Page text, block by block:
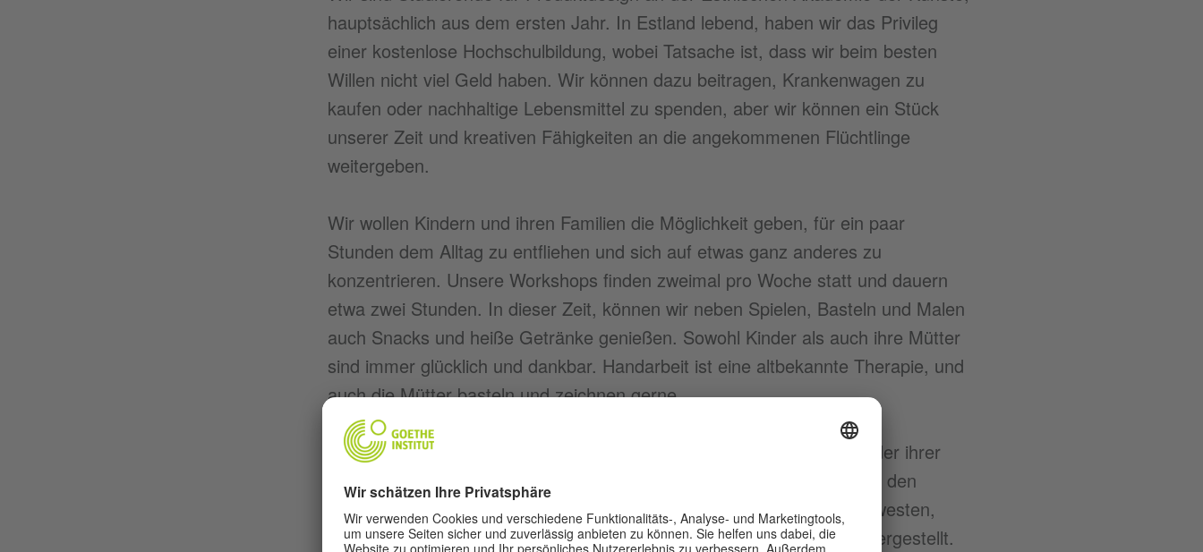
hauptsächlich aus dem ersten Jahr. In Estland lebend, haben wir das Privileg
einer kostenlose Hochschulbildung, wobei Tatsache ist, dass wir beim besten
Willen nicht viel Geld haben. Wir können dazu beitragen, Krankenwagen zu
kaufen oder nachhaltige Lebensmittel zu spenden, aber wir können ein Stück
unserer Zeit und kreativen Fähigkeiten an die angekommenen Flüchtlinge
weitergeben.
Wir wollen Kindern und ihren Familien die Möglichkeit geben, für ein paar
Stunden dem Alltag zu entfliehen und sich auf etwas ganz anderes zu
konzentrieren. Unsere Workshops finden zweimal pro Woche statt und dauern
etwa zwei Stunden. In dieser Zeit, können wir neben Spielen, Basteln und Malen
auch Snacks und heiße Getränke genießen. Sowohl Kinder als auch ihre Mütter
sind immer glücklich und dankbar. Handarbeit ist eine altbekannte Therapie, und
auch die Mütter basteln und zeichnen gerne.
Obwohl unsere Workshops thematisch ausgerichtet sind, können Kinder ihrer
Fantasie freien Lauf lassen und so ihre Kreativität weiterentwickeln. In den
Werkstätten haben wir Pelztiere aus Papier, Tiermasken, Papiertütenwesten,
Ferngläser, Piratenhüte, Augenmuscheln, Puzzles und Hasenohren hergestellt.